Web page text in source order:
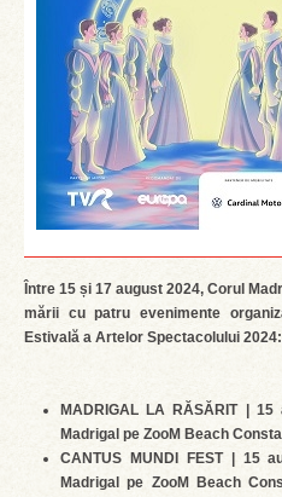
Între 15 și 17 august 2024, Corul
mării cu patru evenimente
Estivală a Artelor Spectacolului 2024:
MADRIGAL LA RĂSĂRIT |
Madrigal pe ZooM Beach
CANTUS MUNDI FEST | 15
Madrigal pe ZooM Beach